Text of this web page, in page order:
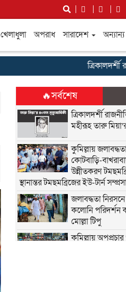
খেলাধুলা অপরাধ সারাদেশ অন্যান্য
ত্রিকালদর্শী
🔥সর্বশেষ
ত্রিকালদর্শী
মহীরূহ তারু
কুমিল্লায়
কোটবাড়ি-
উন্নীতকরণ
স্থানান্তর টমছমব্রিজের ইউ-টার্ন
জলাবদ্ধতা
কলোনি
মোল্লা টিপু
কুমিল্লায় অপপ্রচার